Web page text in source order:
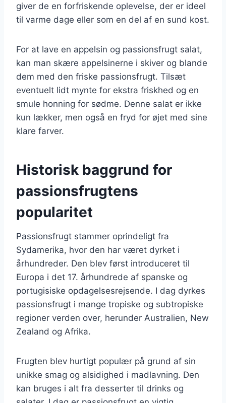
giver de en forfriskende oplevelse, der er ideel
til varme dage eller som en del af en sund kost.
For at lave en appelsin og passionsfrugt salat,
kan man skære appelsinerne i skiver og blande
dem med den friske passionsfrugt. Tilsæt
eventuelt lidt mynte for ekstra friskhed og en
smule honning for sødme. Denne salat er ikke
kun lækker, men også en fryd for øjet med sine
klare farver.
Historisk baggrund for
passionsfrugtens
popularitet
Passionsfrugt stammer oprindeligt fra
Sydamerika, hvor den har været dyrket i
århundreder. Den blev først introduceret til
Europa i det 17. århundrede af spanske og
portugisiske opdagelsesrejsende. I dag dyrkes
passionsfrugt i mange tropiske og subtropiske
regioner verden over, herunder Australien, New
Zealand og Afrika.
Frugten blev hurtigt populær på grund af sin
unikke smag og alsidighed i madlavning. Den
kan bruges i alt fra desserter til drinks og